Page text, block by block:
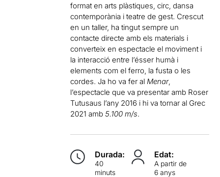
format en arts plàstiques, circ, dansa
contemporània i teatre de gest. Crescut
en un taller, ha tingut sempre un
contacte directe amb els materials i
converteix en espectacle el moviment i
la interacció entre l’ésser humà i
elements com el ferro, la fusta o les
cordes. Ja ho va fer al Menar,
l’espectacle que va presentar amb Roser
Tutusaus l’any 2016 i hi va tornar al Grec
2021 amb5.100 m/s.
Durada:
40
minuts
Edat:
A partir de
6 anys